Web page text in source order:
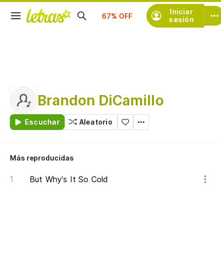
Iniciar
sesión
Suscríbete
Brandon DiCamillo
Escuchar Aleatorio
Más reproducidas
But Why's It So Cold